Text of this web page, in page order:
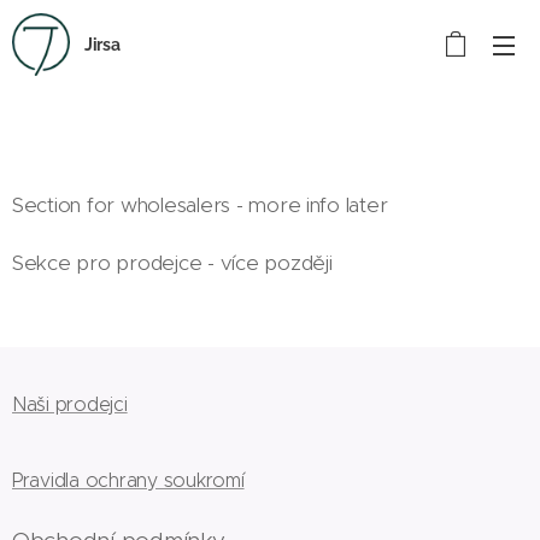
Jirsa
Section for wholesalers - more info later
Sekce pro prodejce - více později
Naši prodejci
Pravidla ochrany soukromí